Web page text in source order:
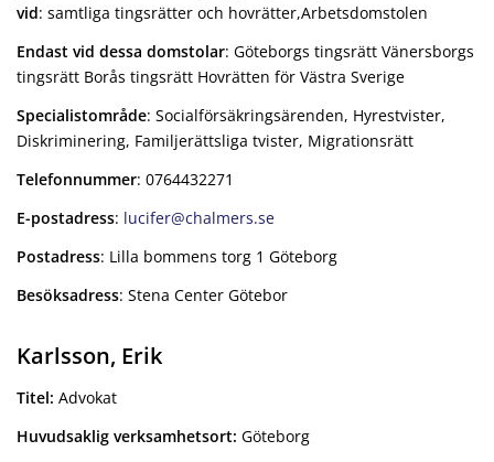
vid: samtliga tingsrätter och hovrätter,Arbetsdomstolen
Endast vid dessa domstolar: Göteborgs tingsrätt Vänersborgs
tingsrätt Borås tingsrätt Hovrätten för Västra Sverige
Specialistområde: Socialförsäkringsärenden, Hyrestvister,
Diskriminering, Familjerättsliga tvister, Migrationsrätt
Telefonnummer: 0764432271
E-postadress: lucifer@chalmers.se
Postadress: Lilla bommens torg 1 Göteborg
Besöksadress: Stena Center Götebor
Karlsson, Erik
Titel: Advokat
Huvudsaklig verksamhetsort: Göteborg